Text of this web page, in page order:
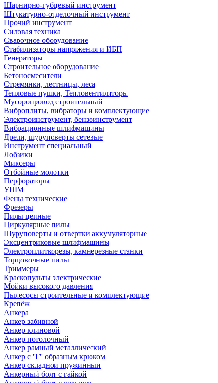
Шарнирно-губцевый инструмент
Штукатурно-отделочный инструмент
Прочий инструмент
Силовая техника
Сварочное оборудование
Стабилизаторы напряжения и ИБП
Генераторы
Строительное оборудование
Бетоносмесители
Стремянки, лестницы, леса
Тепловые пушки, Тепловентиляторы
Мусоропровод строительный
Виброплиты, вибраторы и комплектующие
Электроинструмент, бензоинструмент
Вибрационные шлифмашины
Дрели, шуруповерты сетевые
Инструмент специальный
Лобзики
Миксеры
Отбойные молотки
Перфораторы
УШМ
Фены технические
Фрезеры
Пилы цепные
Циркулярные пилы
Шуруповерты и отвертки аккумуляторные
Эксцентриковые шлифмашины
Электроплиткорезы, камнерезные станки
Торцовочные пилы
Триммеры
Краскопульты электрические
Мойки высокого давления
Пылесосы строительные и комплектующие
Крепёж
Анкера
Анкер забивной
Анкер клиновой
Анкер потолочный
Анкер рамный металлический
Анкер с ''Г'' образным крюком
Анкер складной пружинный
Анкерный болт с гайкой